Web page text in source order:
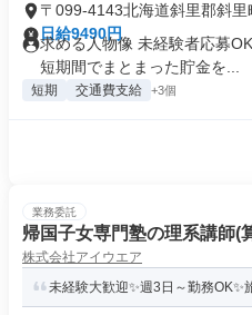
〒099-4143北海道斜里郡斜里
日給9490円
求める人物像 未経験者応募
短期間でまとまった貯金を...
短期 交通費支給 +3個
業務委託
帰国子女専門塾の理系講師(
株式会社アイウエア
未経験大歓迎✨週3日～勤務